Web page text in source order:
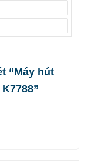
“Máy hút